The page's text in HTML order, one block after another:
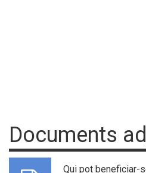
Documents
Qui pot beneficiar-